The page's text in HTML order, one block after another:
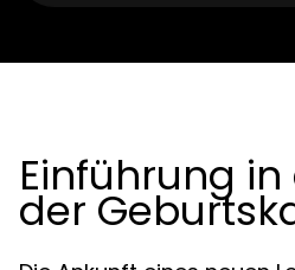
Einführung
der